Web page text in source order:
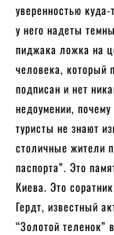
уверенностью
у него надеты
пиджака ложка на
человека, который
подписан и нет
недоумении,
туристы не знают
столичные жители
паспорта”. Это
Киева. Это
Гердт, известный
“Золотой теленок”